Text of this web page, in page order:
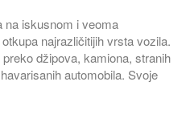
iskusnom i veoma
najrazličitijih vrsta vozila.
džipova, kamiona, stranih
automobila. Svoje